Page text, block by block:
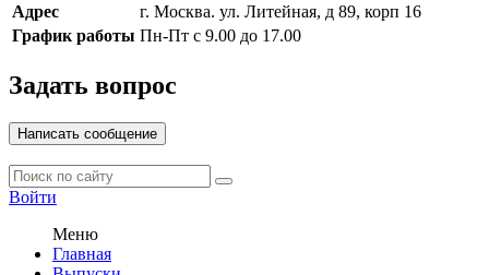
Адрес
г. Москва. ул. Литейная, д 89, корп 16
График работы Пн-Пт с 9.00 до 17.00
Задать вопрос
Написать сообщение
Войти
Меню
Главная